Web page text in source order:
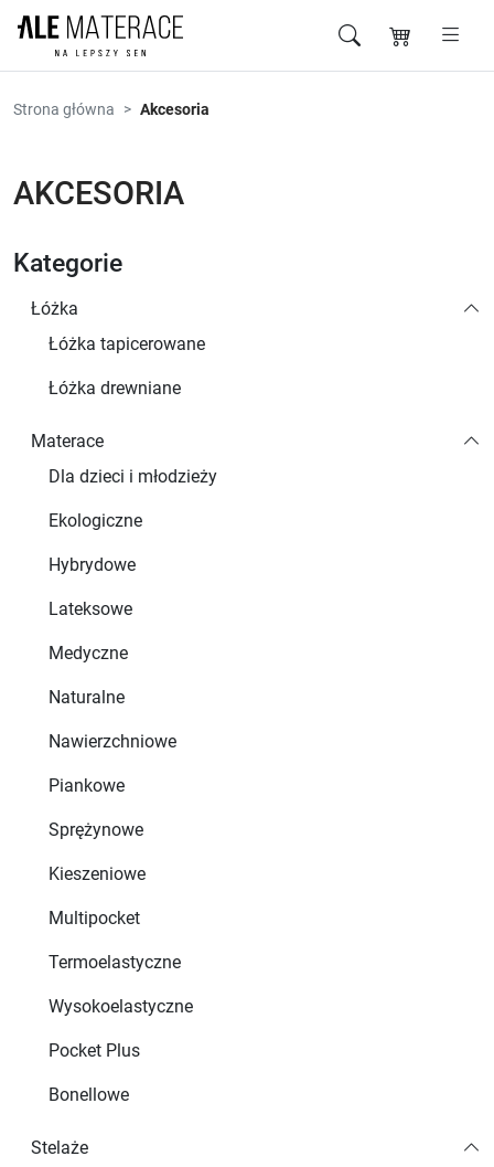
Przejdź do zawartości
Strona główna Akcesoria
AKCESORIA
Kategorie
Łóżka
Łóżka tapicerowane
Łóżka drewniane
Materace
Dla dzieci i młodzieży
Ekologiczne
Hybrydowe
Lateksowe
Medyczne
Naturalne
Nawierzchniowe
Piankowe
Sprężynowe
Kieszeniowe
Multipocket
Termoelastyczne
Wysokoelastyczne
Pocket Plus
Bonellowe
Stelaże